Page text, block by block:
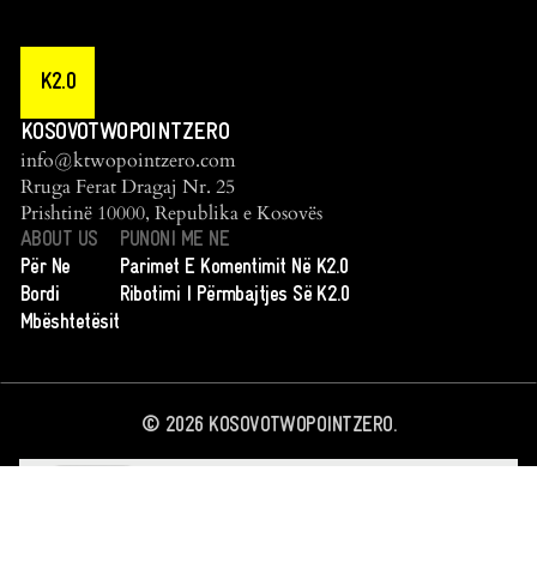
K2.0
KOSOVOTWOPOINTZERO
info@ktwopointzero.com
Rruga Ferat Dragaj Nr. 25
Prishtinë 10000, Republika e Kosovës
ABOUT US
Për Ne
Bordi
Mbështetësit
PUNONI ME NE
Parimet E Komentimit Në K2.0
Ribotimi I Përmbajtjes Së K2.0
© 2026KOSOVOTWOPOINTZERO.